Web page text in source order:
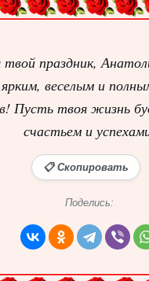
твой праздник,
веселым и
Пусть твоя жизнь
счастьем и
📋 Скопировать
Поделись: